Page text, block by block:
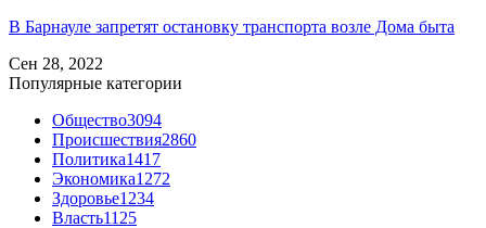
В Барнауле запретят остановку транспорта возле Дома быта
Сен 28, 2022
Популярные категории
Общество3094
Происшествия2860
Политика1417
Экономика1272
Здоровье1234
Власть1125